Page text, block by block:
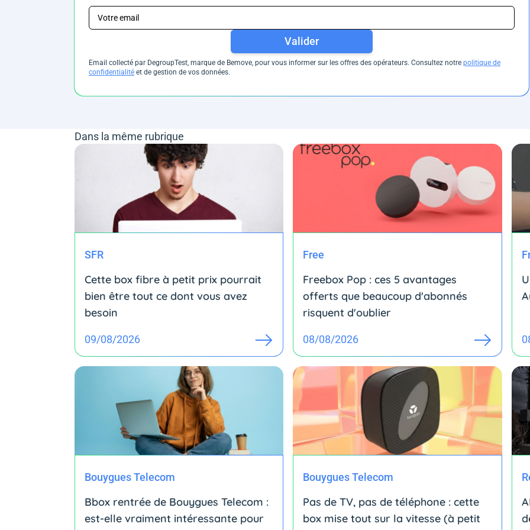
Valider
Email collecté par DegroupTest, marque de Bemove, pour vous informer sur les offres des opérateurs. Consultez notre politique de
confidentialité et de gestion de vos données.
Dans la même rubrique
SFR
Cette box fibre à petit prix pourrait
bien être tout ce dont vous avez
besoin
09/08/2026
Free
Freebox Pop : ces 5 avantages
offerts que beaucoup d'abonnés
risquent d'oublier
08/08/2026
Bouygues Telecom
Bbox rentrée de Bouygues Telecom :
est-elle vraiment intéressante pour
Bouygues Telecom
Pas de TV, pas de téléphone : cette
box mise tout sur la vitesse (à petit